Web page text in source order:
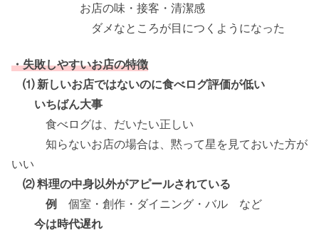
お店の味・接客・清潔感
ダメなところが目につくようになった
・失敗しやすいお店の特徴
⑴ 新しいお店ではないのに食べログ評価が低い
いちばん大事
食べログは、だいたい正しい
知らないお店の場合は、黙って星を見ておいた方が
いい
⑵ 料理の中身以外がアピールされている
例 個室・創作・ダイニング・バル など
今は時代遅れ